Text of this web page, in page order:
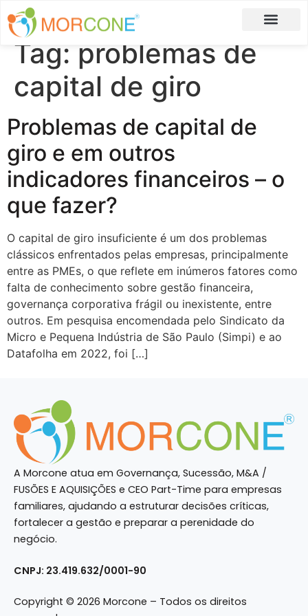
Tag: problemas de
capital de giro
Problemas de capital de
giro e em outros
indicadores financeiros – o
que fazer?
O capital de giro insuficiente é um dos problemas
clássicos enfrentados pelas empresas, principalmente
entre as PMEs, o que reflete em inúmeros fatores como
falta de conhecimento sobre gestão financeira,
governança corporativa frágil ou inexistente, entre
outros. Em pesquisa encomendada pelo Sindicato da
Micro e Pequena Indústria de São Paulo (Simpi) e ao
Datafolha em 2022, foi […]
A Morcone atua em Governança, Sucessão, M&A /
FUSÕES E AQUISIÇÕES e CEO Part-Time para empresas
familiares, ajudando a estruturar decisões críticas,
fortalecer a gestão e preparar a perenidade do
negócio.
CNPJ: 23.419.632/0001-90
Copyright © 2026 Morcone – Todos os direitos